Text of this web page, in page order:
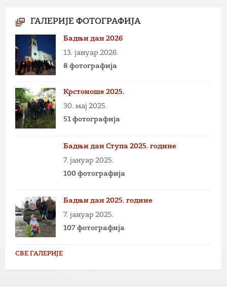
ГАЛЕРИЈЕ ФОТОГРАФИЈА
Бадњи дан 2026
13. јануар 2026.
8 фотографија
Крстоноше 2025.
30. мај 2025.
51 фотографија
Бадњи дан Ступа 2025. године
7. јануар 2025.
100 фотографија
Бадњи дан 2025. године
7. јануар 2025.
107 фотографија
СВЕ ГАЛЕРИЈЕ